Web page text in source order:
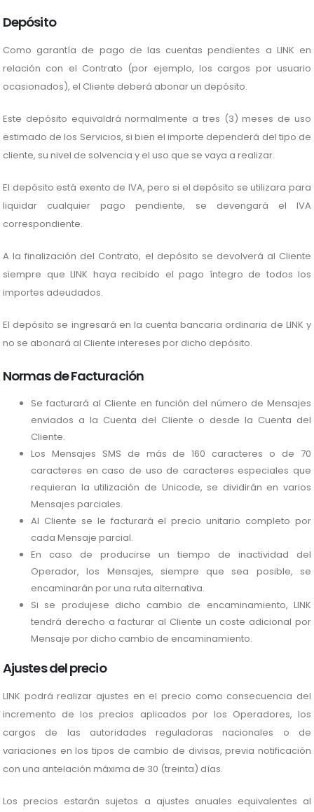
Depósito
Como garantía de pago de las cuentas pendientes a LINK en
relación con el Contrato (por ejemplo, los cargos por usuario
ocasionados), el Cliente deberá abonar un depósito.
Este depósito equivaldrá normalmente a tres (3) meses de uso
estimado de los Servicios, si bien el importe dependerá del tipo de
cliente, su nivel de solvencia y el uso que se vaya a realizar.
El depósito está exento de IVA, pero si el depósito se utilizara para
liquidar cualquier pago pendiente, se devengará el IVA
correspondiente.
A la finalización del Contrato, el depósito se devolverá al Cliente
siempre que LINK haya recibido el pago íntegro de todos los
importes adeudados.
El depósito se ingresará en la cuenta bancaria ordinaria de LINK y
no se abonará al Cliente intereses por dicho depósito.
Normas de Facturación
Se facturará al Cliente en función del número de Mensajes
enviados a la Cuenta del Cliente o desde la Cuenta del
Cliente.
Los Mensajes SMS de más de 160 caracteres o de 70
caracteres en caso de uso de caracteres especiales que
requieran la utilización de Unicode, se dividirán en varios
Mensajes parciales.
Al Cliente se le facturará el precio unitario completo por
cada Mensaje parcial.
En caso de producirse un tiempo de inactividad del
Operador, los Mensajes, siempre que sea posible, se
encaminarán por una ruta alternativa.
Si se produjese dicho cambio de encaminamiento, LINK
tendrá derecho a facturar al Cliente un coste adicional por
Mensaje por dicho cambio de encaminamiento.
Ajustes del precio
LINK podrá realizar ajustes en el precio como consecuencia del
incremento de los precios aplicados por los Operadores, los
cargos de las autoridades reguladoras nacionales o de
variaciones en los tipos de cambio de divisas, previa notificación
con una antelación máxima de 30 (treinta) días.
Los precios estarán sujetos a ajustes anuales equivalentes al